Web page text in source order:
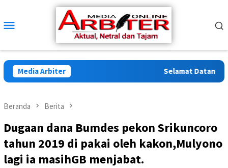
konten
Mobile
Media Arbiter Selamat Datang di
Beranda Berita
Dugaan dana Bumdes pekon Srikuncoro
tahun 2019 di pakai oleh kakon,Mulyono
lagi ia masihGB menjabat.